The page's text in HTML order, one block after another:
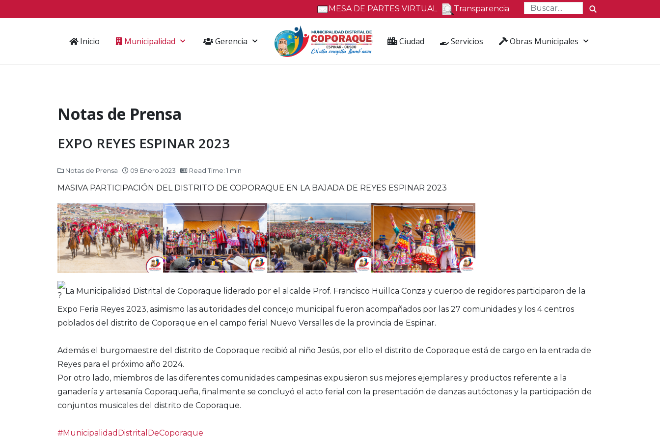
MESA DE PARTES VIRTUAL Transparencia
Inicio Municipalidad Gerencia Ciudad Servicios Obras Municipales
Notas de Prensa
EXPO REYES ESPINAR 2023
Notas de Prensa 09 Enero 2023 Read Time: 1 min
MASIVA PARTICIPACIÓN DEL DISTRITO DE COPORAQUE EN LA BAJADA DE REYES ESPINAR 2023
La Municipalidad Distrital de Coporaque liderado por el alcalde Prof. Francisco Huillca Conza y cuerpo de regidores participaron de la
Expo Feria Reyes 2023, asimismo las autoridades del concejo municipal fueron acompañados por las 27 comunidades y los 4 centros
poblados del distrito de Coporaque en el campo ferial Nuevo Versalles de la provincia de Espinar.
Además el burgomaestre del distrito de Coporaque recibió al niño Jesús, por ello el distrito de Coporaque está de cargo en la entrada de
Reyes para el próximo año 2024.
Por otro lado, miembros de las diferentes comunidades campesinas expusieron sus mejores ejemplares y productos referente a la
ganadería y artesanía Coporaqueña, finalmente se concluyó el acto ferial con la presentación de danzas autóctonas y la participación de
conjuntos musicales del distrito de Coporaque.
#MunicipalidadDistritalDeCoporaque